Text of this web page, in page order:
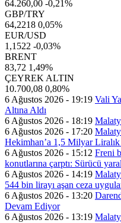
64.260,00 -0,21%
GBP/TRY
64,2218 0,05%
EUR/USD
1,1522 -0,03%
BRENT
83,72 1,49%
ÇEYREK ALTIN
10.700,08 0,80%
6 Ağustos 2026 - 19:19 Vali
Altına Aldı
6 Ağustos 2026 - 18:19
6 Ağustos 2026 - 17:20
Hekimhan’a 1,5 Milyar Liralık
6 Ağustos 2026 - 15:12 Freni
konutlarına çarptı: Sürücü
6 Ağustos 2026 - 14:19
544 bin lirayı aşan ceza
6 Ağustos 2026 - 13:20
Devam Ediyor
6 Ağustos 2026 - 13:19